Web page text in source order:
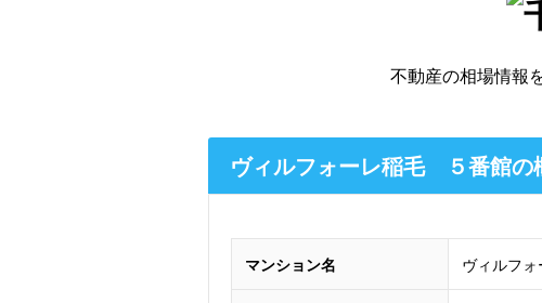
不動産の相場情報
ヴィルフォーレ稲毛 ５番館の
マンション名 ヴィルフ